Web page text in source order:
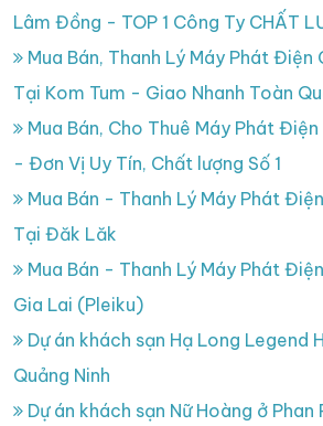
Lâm Đồng - TOP 1 Công Ty CHẤT
Mua Bán, Thanh Lý Máy Phát Điện
Tại Kom Tum - Giao Nhanh Toàn
Mua Bán, Cho Thuê Máy Phát
- Đơn Vị Uy Tín, Chất lượng Số 1
Mua Bán - Thanh Lý Máy Phát
Tại Đăk Lăk
Mua Bán - Thanh Lý Máy Phát
Gia Lai (Pleiku)
Dự án khách sạn Hạ Long Legend
Quảng Ninh
Dự án khách sạn Nữ Hoàng ở Phan